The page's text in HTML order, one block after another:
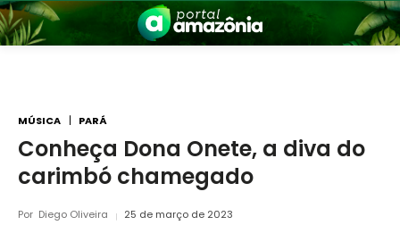
MÚSICA PARÁ
Conheça Dona Onete, a diva do
carimbó chamegado
Por Diego Oliveira 25 de março de 2023